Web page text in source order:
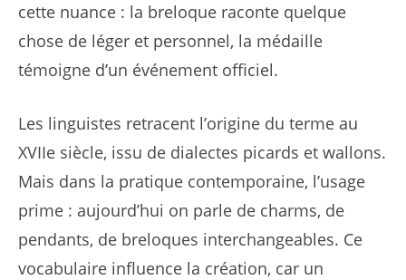
cette nuance : la breloque raconte quelque
chose de léger et personnel, la médaille
témoigne d’un événement officiel.
Les linguistes retracent l’origine du terme au
XVIIe siècle, issu de dialectes picards et wallons.
Mais dans la pratique contemporaine, l’usage
prime : aujourd’hui on parle de charms, de
pendants, de breloques interchangeables. Ce
vocabulaire influence la création, car un